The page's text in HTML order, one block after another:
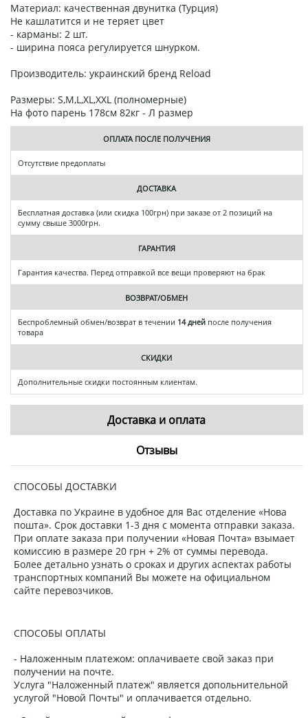
Материал: качественная двунитка (Турция)
Не кашлатится и не теряет цвет
- карманы: 2 шт.
- ширина пояса регулируется шнурком.
Производитель: украинский бренд Reload
Размеры: S,M,L,XL,XXL (полномерные)
На фото парень 178см 82кг - Л размер
ОПЛАТА ПОСЛЕ ПОЛУЧЕНИЯ
Отсутствие предоплаты
ДОСТАВКА
Бесплатная доставка (или скидка 100грн) при заказе от 2 позиций на
сумму свыше 3000грн.
ГАРАНТИЯ
Гарантия качества. Перед отправкой все вещи проверяют на брак
ВОЗВРАТ/ОБМЕН
Беспроблемный обмен/возврат в течении 14 дней после получения
товара
СКИДКИ
Дополнительные скидки постоянным клиентам.
Доставка и оплата
Отзывы
СПОСОБЫ ДОСТАВКИ
Доставка по Украине в удобное для Вас отделение «Нова
пошта». Срок доставки 1-3 дня с момента отправки заказа.
При оплате заказа при получении «Новая Почта» взымает
комиссию в размере 20 грн + 2% от суммы перевода.
Более детально узнать о сроках и других аспектах работы
транспортных компаний Вы можете на официальном
сайте перевозчиков.
СПОСОБЫ ОПЛАТЫ
- Наложенным платежом: оплачиваете свой заказ при
получении на почте.
Услуга "Наложенный платеж" является допольнительной
услугой "Новой Почты" и оплачивается отдельно.